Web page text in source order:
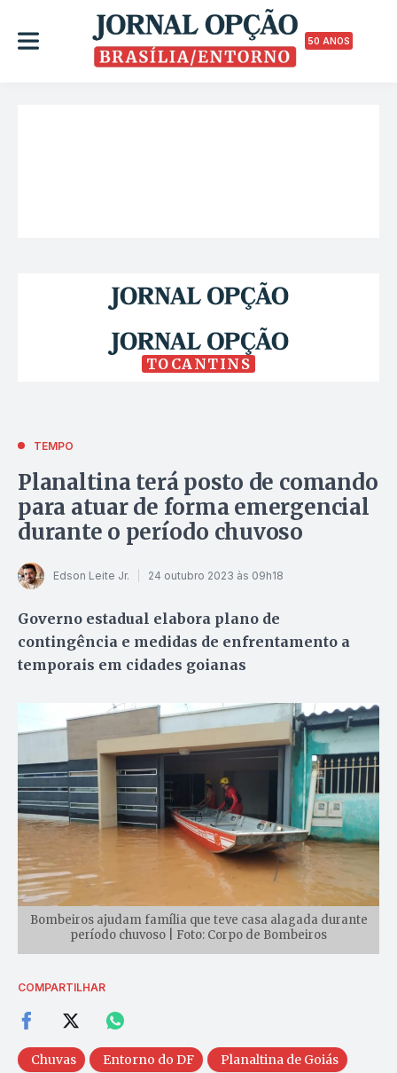
50 ANOS
TOCANTINS
TEMPO
Planaltina terá posto de comando
para atuar de forma emergencial
durante o período chuvoso
Edson Leite Jr. 24 outubro 2023 às 09h18
Governo estadual elabora plano de
contingência e medidas de enfrentamento a
temporais em cidades goianas
Bombeiros ajudam família que teve casa alagada durante
período chuvoso | Foto: Corpo de Bombeiros
COMPARTILHAR
Chuvas Entorno do DF Planaltina de Goiás